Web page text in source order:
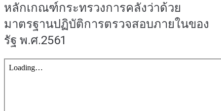
หลักเกณฑ์กระทรวงการคลังว่าด้วย
มาตรฐานปฏิบัติการตรวจสอบภายในของ
รัฐ พ.ศ.2561